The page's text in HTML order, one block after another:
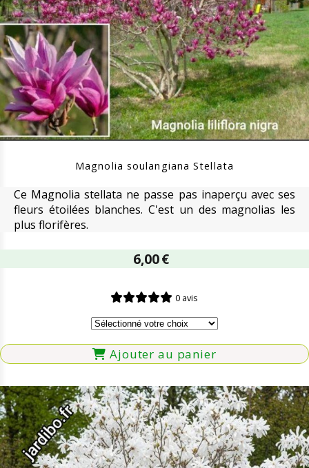
Magnolia soulangiana Stellata
Ce Magnolia stellata ne passe pas inaperçu avec ses
fleurs étoilées blanches. C'est un des magnolias les
plus florifères.
6,00€
0 avis
Ajouter au panier